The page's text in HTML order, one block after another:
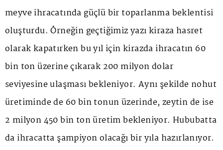
meyve ihracatında güçlü bir toparlanma beklentisi
oluşturdu. Örneğin geçtiğimiz yazı kiraza hasret
olarak kapatırken bu yıl için kirazda ihracatın 60
bin ton üzerine çıkarak 200 milyon dolar
seviyesine ulaşması bekleniyor. Aynı şekilde nohut
üretiminde de 60 bin tonun üzerinde, zeytin de ise
2 milyon 450 bin ton üretim bekleniyor. Hububatta
da ihracatta şampiyon olacağı bir yıla hazırlanıyor.